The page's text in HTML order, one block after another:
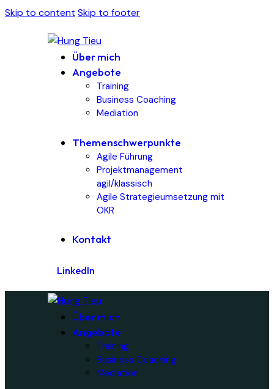
Skip to content Skip to footer
Über mich
Angebote
Training
Business Coaching
Mediation
Themenschwerpunkte
Agile Führung
Projektmanagement
agil/klassisch
Agile Strategieumsetzung mit
OKR
Kontakt
LinkedIn
Über mich
Angebote
Training
Business Coaching
Mediation